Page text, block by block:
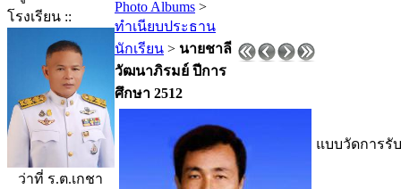
โรงเรียน ::
ว่าที่ ร.ต.เกชา
Photo Albums >
ทำเนียบประธาน
นักเรียน > นายชาลี
วัฒนาภิรมย์ ปีการ
ศึกษา 2512
แบบวัดการรั